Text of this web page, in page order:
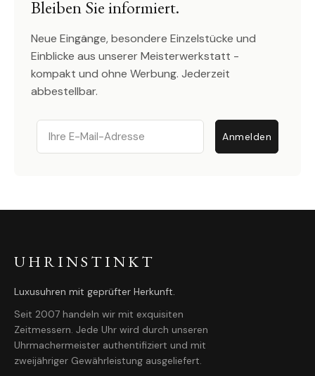
Bleiben Sie informiert.
Neue Eingänge, besondere Einzelstücke und
Einblicke aus unserer Meisterwerkstatt -
kompakt und ohne Werbung. Jederzeit
abbestellbar.
Email
Anmelden
UHRINSTINKT
Luxusuhren mit geprüfter Herkunft.
Seit 2007 handeln wir mit exquisiten
Zeitmessern. Jede Uhr wird durch unseren
Uhrmachermeister authentifiziert und mit
zweijähriger Gewährleistung ausgeliefert.